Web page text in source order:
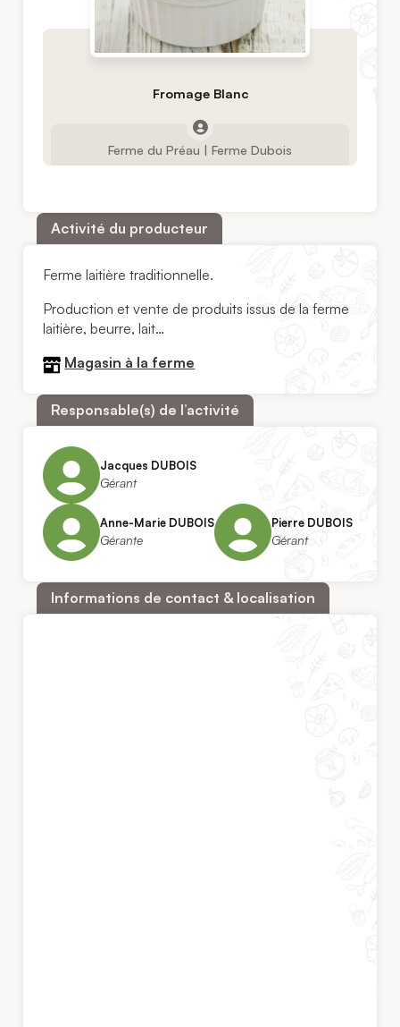
Fromage Blanc
Ferme du Préau | Ferme Dubois
Activité du producteur
Ferme laitière traditionnelle.
Production et vente de produits issus de la ferme
laitière, beurre, lait…
Magasin à la ferme
Responsable(s) de l’activité
Jacques DUBOIS
Gérant
Anne-Marie DUBOIS
Gérante
Pierre DUBOIS
Gérant
Informations de contact & localisation